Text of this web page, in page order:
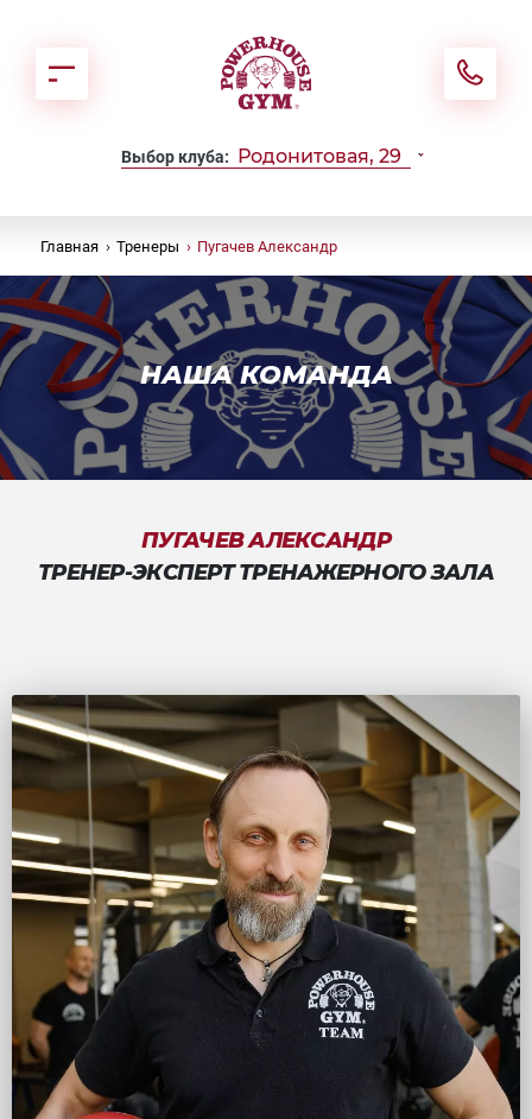
Выбор клуба: Родонитовая, 29
Главная › Тренеры › Пугачев Александр
НАША КОМАНДА
ПУГАЧЕВ АЛЕКСАНДР
ТРЕНЕР-ЭКСПЕРТ ТРЕНАЖЕРНОГО ЗАЛА